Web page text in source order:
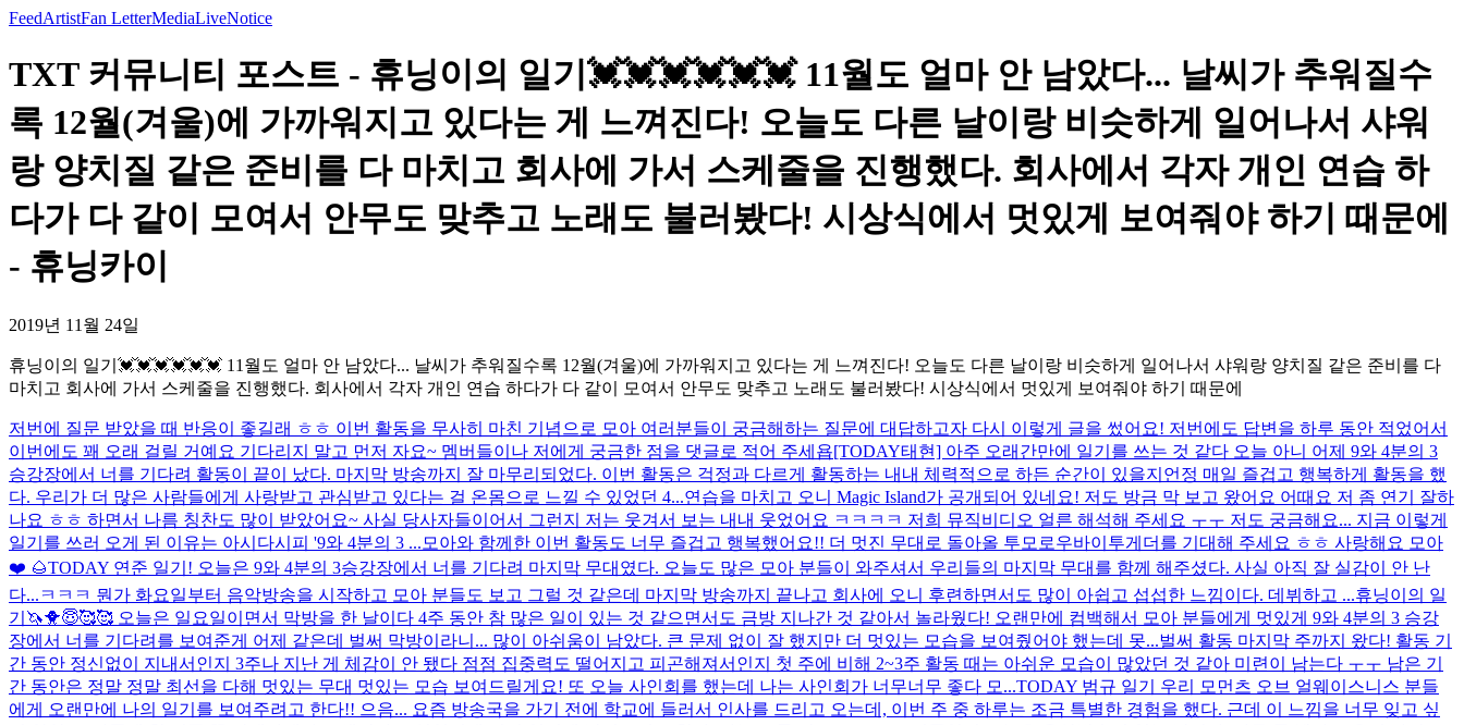
FeedArtistFan LetterMediaLiveNotice
TXT 커뮤니티 포스트 - 휴닝이의 일기💓💓💓💓💓💓 11월도 얼마 안 남았다... 날씨가 추워질수
록 12월(겨울)에 가까워지고 있다는 게 느껴진다! 오늘도 다른 날이랑 비슷하게 일어나서 샤워
랑 양치질 같은 준비를 다 마치고 회사에 가서 스케줄을 진행했다. 회사에서 각자 개인 연습 하
다가 다 같이 모여서 안무도 맞추고 노래도 불러봤다! 시상식에서 멋있게 보여줘야 하기 때문에
- 휴닝카이
2019년 11월 24일
휴닝이의 일기💓💓💓💓💓💓 11월도 얼마 안 남았다... 날씨가 추워질수록 12월(겨울)에 가까워지고 있다는 게 느껴진다! 오늘도 다른 날이랑 비슷하게 일어나서 샤워랑 양치질 같은 준비를 다
마치고 회사에 가서 스케줄을 진행했다. 회사에서 각자 개인 연습 하다가 다 같이 모여서 안무도 맞추고 노래도 불러봤다! 시상식에서 멋있게 보여줘야 하기 때문에
저번에 질문 받았을 때 반응이 좋길래 ㅎㅎ 이번 활동을 무사히 마친 기념으로 모아 여러분들이 궁금해하는 질문에 대답하고자 다시 이렇게 글을 썼어요! 저번에도 답변을 하루 동안 적었어서
이번에도 꽤 오래 걸릴 거예요 기다리지 말고 먼저 자요~ 멤버들이나 저에게 궁금한 점을 댓글로 적어 주세욥[TODAY태현] 아주 오래간만에 일기를 쓰는 것 같다 오늘 아니 어제 9와 4분의 3
승강장에서 너를 기다려 활동이 끝이 났다. 마지막 방송까지 잘 마무리되었다. 이번 활동은 걱정과 다르게 활동하는 내내 체력적으로 하든 순간이 있을지언정 매일 즐겁고 행복하게 활동을 했
다. 우리가 더 많은 사람들에게 사랑받고 관심받고 있다는 걸 온몸으로 느낄 수 있었던 4...연습을 마치고 오니 Magic Island가 공개되어 있네요! 저도 방금 막 보고 왔어요 어때요 저 좀 연기 잘하
나요 ㅎㅎ 하면서 나름 칭찬도 많이 받았어요~ 사실 당사자들이어서 그런지 저는 웃겨서 보는 내내 웃었어요 ㅋㅋㅋㅋ 저희 뮤직비디오 얼른 해석해 주세요 ㅜㅜ 저도 궁금해요... 지금 이렇게
일기를 쓰러 오게 된 이유는 아시다시피 '9와 4분의 3 ... 모아와 함께한 이번 활동도 너무 즐겁고 행복했어요!! 더 멋진 무대로 돌아올 투모로우바이투게더를 기대해 주세요 ㅎㅎ 사랑해요 모아
❤️ 🌰TODAY 연준 일기! 오늘은 9와 4분의 3승강장에서 너를 기다려 마지막 무대였다. 오늘도 많은 모아 분들이 와주셔서 우리들의 마지막 무대를 함께 해주셨다. 사실 아직 잘 실감이 안 난
다...ㅋㅋㅋ 뭔가 화요일부터 음악방송을 시작하고 모아 분들도 보고 그럴 것 같은데 마지막 방송까지 끝나고 회사에 오니 후련하면서도 많이 아쉽고 섭섭한 느낌이다. 데뷔하고 ...휴닝이의 일
기🦄🐥😇🥰🥰 오늘은 일요일이면서 막방을 한 날이다 4주 동안 참 많은 일이 있는 것 같으면서도 금방 지나간 것 같아서 놀라웠다! 오랜만에 컴백해서 모아 분들에게 멋있게 9와 4분의 3 승강
장에서 너를 기다려를 보여준게 어제 같은데 벌써 막방이라니... 많이 아쉬움이 남았다. 큰 문제 없이 잘 했지만 더 멋있는 모습을 보여줬어야 했는데 못...벌써 활동 마지막 주까지 왔다! 활동 기
간 동안 정신없이 지내서인지 3주나 지난 게 체감이 안 됐다 점점 집중력도 떨어지고 피곤해져서인지 첫 주에 비해 2~3주 활동 때는 아쉬운 모습이 많았던 것 같아 미련이 남는다 ㅜㅜ 남은 기
간 동안은 정말 정말 최선을 다해 멋있는 무대 멋있는 모습 보여드릴게요! 또 오늘 사인회를 했는데 나는 사인회가 너무너무 좋다 모...TODAY 범규 일기 우리 모먼츠 오브 얼웨이스니스 분들
에게 오랜만에 나의 일기를 보여주려고 한다!! 으음... 요즘 방송국을 가기 전에 학교에 들러서 인사를 드리고 오는데, 이번 주 중 하루는 조금 특별한 경험을 했다. 근데 이 느낌을 너무 잊고 싶